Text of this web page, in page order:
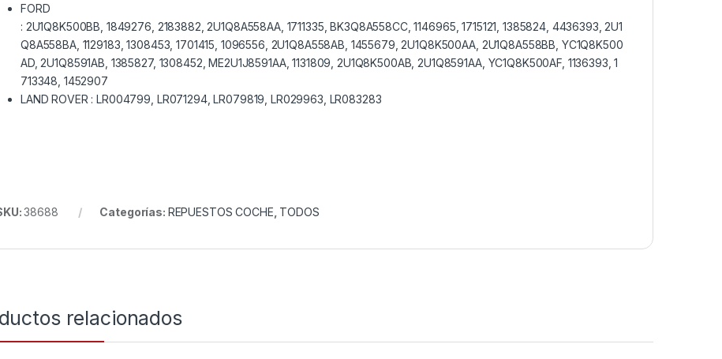
FORD
: 2U1Q8K500BB, 1849276, 2183882, 2U1Q8A558AA, 1711335, BK3Q8A558CC, 1146965, 1715121, 1385824, 4436393, 2U1
Q8A558BA, 1129183, 1308453, 1701415, 1096556, 2U1Q8A558AB, 1455679, 2U1Q8K500AA, 2U1Q8A558BB, YC1Q8K500
AD, 2U1Q8591AB, 1385827, 1308452, ME2U1J8591AA, 1131809, 2U1Q8K500AB, 2U1Q8591AA, YC1Q8K500AF, 1136393, 1
713348, 1452907
LAND ROVER :LR004799, LR071294, LR079819, LR029963, LR083283
38688 Categorías: REPUESTOS COCHE TODOS
relacionados